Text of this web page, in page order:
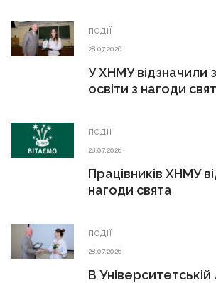
ПОДІЇ
28.07.2026
У ХНМУ відзначили
освіти з нагоди
ПОДІЇ
28.07.2026
Працівників ХНМУ
нагоди свята
ПОДІЇ
28.07.2026
В Університетській